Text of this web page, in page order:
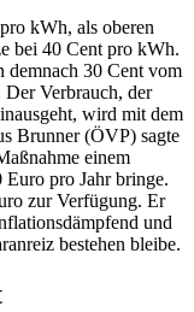
kWh, als oberen
bei 40 Cent pro kWh.
demnach 30 Cent vom
Der Verbrauch, der
wird mit dem
Brunner (ÖVP) sagte
einem
pro Jahr bringe.
zur Verfügung. Er
und
bestehen bleibe.